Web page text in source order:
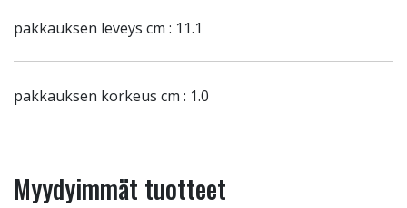
pakkauksen leveys cm : 11.1
pakkauksen korkeus cm : 1.0
Myydyimmät tuotteet